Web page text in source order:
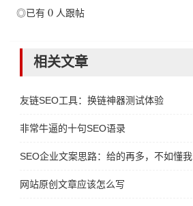
◎已有 0 人跟帖
相关文章
友链SEO工具：换链神器测试体验
非常牛逼的十句SEO语录
SEO企业文案思路：给的再多，不如懂我
网站原创文章应该怎么写